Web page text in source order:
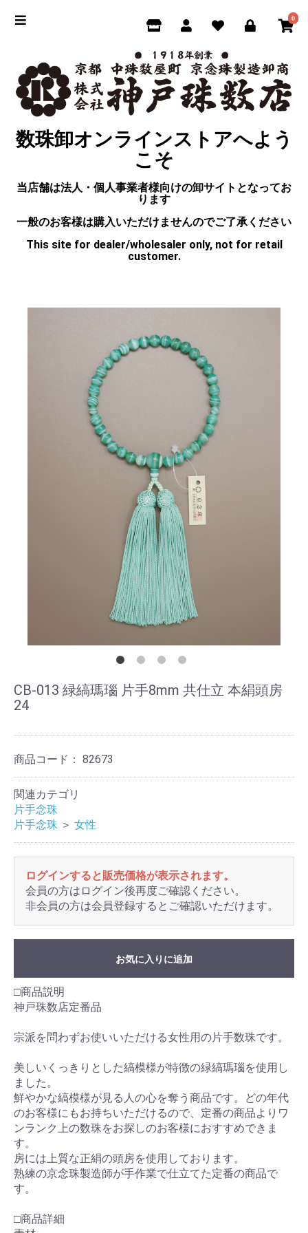
0
数珠卸オンラインストアへよう
こそ
当店舗は法人・個人事業者様向けの卸サイトとなってお
ります
一般のお客様は購入いただけませんのでご了承ください
This site for dealer/wholesaler only, not for retail
customer.
CB-013 緑縞瑪瑙 片手8mm 共仕立 本絹頭房
24
商品コード： 82673
関連カテゴリ
片手念珠
片手念珠 ＞ 女性
ログインすると販売価格が表示されます。
会員の方はログイン後再度ご確認ください。
非会員の方は会員登録するとご確認いただけます。
お気に入りに追加
□商品説明
神戸珠数店定番品
宗派を問わずお使いいただける女性用の片手数珠です。
美しいくっきりとした縞模様が特徴の緑縞瑪瑙を使用し
ました。
鮮やかな縞模様が見る人の心を奪う商品です。どの年代
のお客様にもお持ちいただけるので、定番の商品よりワ
ンランク上の数珠をお探しのお客様におすすめできま
す。
房には上質な正絹の頭房を使用しております。
熟練の京念珠製造師が手作業で仕立てた定番の商品で
す。
□商品詳細